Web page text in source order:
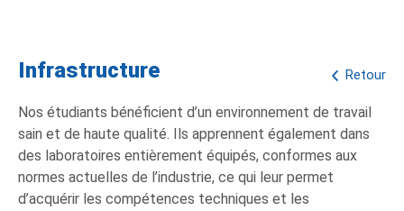
Retour
Infrastructure
Nos étudiants bénéficient d’un environnement de travail
sain et de haute qualité. Ils apprennent également dans
des laboratoires entièrement équipés, conformes aux
normes actuelles de l’industrie, ce qui leur permet
d’acquérir les compétences techniques et les